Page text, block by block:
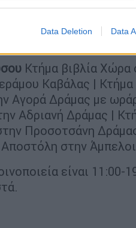
Data Deletion Data
Κτήμα Πόρτο
Παναγία | Κτήμα
Κτήμα βιβλία Χώρα
Καβάλας | Κτήμα
Αγορά Δράμας με
Αδριανή Δράμας |
Προσοτσάνη
Αποστόλη στην
είναι 11:00-